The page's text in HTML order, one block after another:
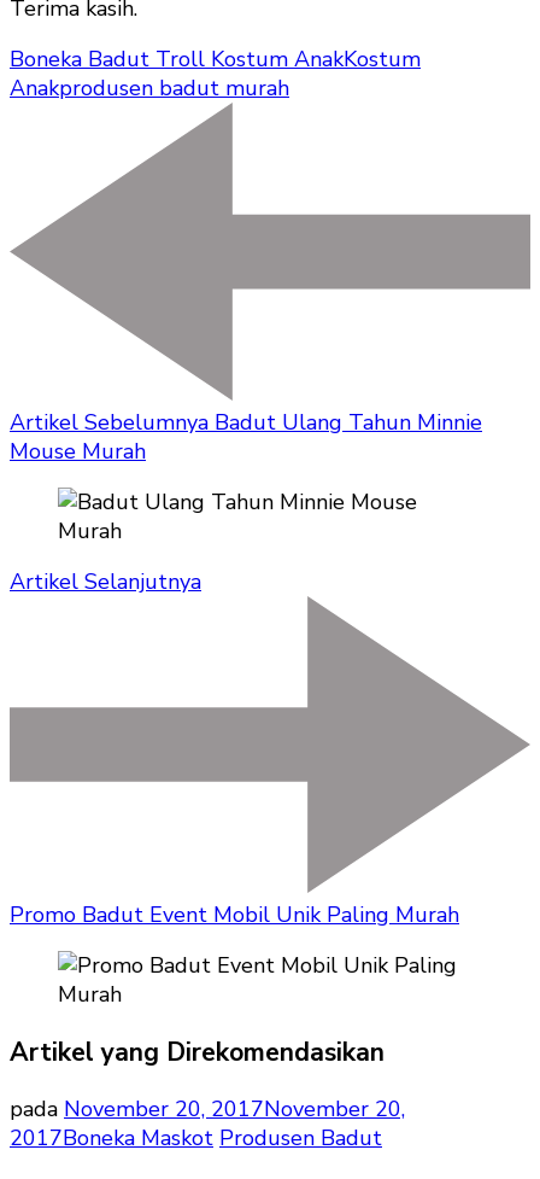
Terima kasih.
Boneka Badut Troll Kostum AnakKostum
Anakprodusen badut murah
Artikel Sebelumnya Badut Ulang Tahun Minnie
Mouse Murah
Artikel Selanjutnya
Promo Badut Event Mobil Unik Paling Murah
Artikel yang Direkomendasikan
pada November 20, 2017November 20,
2017Boneka Maskot Produsen Badut